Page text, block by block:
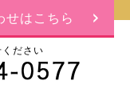
せはこちら
ださい